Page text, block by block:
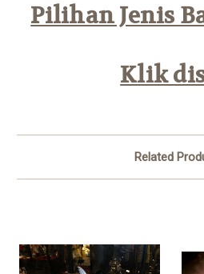
Pilihan Jenis
Klik
Related